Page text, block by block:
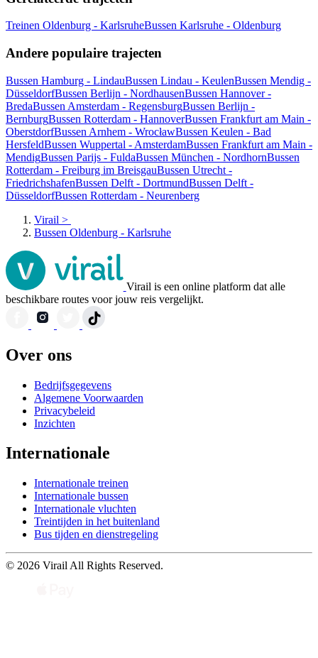
Treinen Oldenburg - KarlsruheBussen Karlsruhe - Oldenburg
Andere populaire trajecten
Bussen Hamburg - LindauBussen Lindau - KeulenBussen Mendig -
DüsseldorfBussen Berlijn - NordhausenBussen Hannover -
BredaBussen Amsterdam - RegensburgBussen Berlijn -
BernburgBussen Rotterdam - HannoverBussen Frankfurt am Main -
OberstdorfBussen Arnhem - WrocławBussen Keulen - Bad
HersfeldBussen Wuppertal - AmsterdamBussen Frankfurt am Main -
MendigBussen Parijs - FuldaBussen München - NordhornBussen
Rotterdam - Freiburg im BreisgauBussen Utrecht -
FriedrichshafenBussen Delft - DortmundBussen Delft -
DüsseldorfBussen Rotterdam - Neurenberg
Virail >
Bussen Oldenburg - Karlsruhe
Virail is een online platform dat alle
beschikbare routes voor jouw reis vergelijkt.
Over ons
Bedrijfsgegevens
Algemene Voorwaarden
Privacybeleid
Inzichten
Internationale
Internationale treinen
Internationale bussen
Internationale vluchten
Treintijden in het buitenland
Bus tijden en dienstregeling
© 2026 Virail All Rights Reserved.